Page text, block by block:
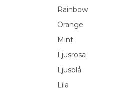
Rainbow
Orange
Mint
Ljusrosa
Ljusblå
Lila